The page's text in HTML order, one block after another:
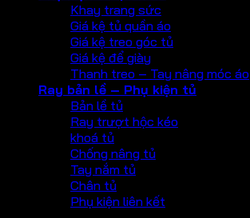
Khay trang sức
Giá kệ tủ quần áo
Giá kệ treo góc tủ
Giá kệ để giày
Thanh treo – Tay nâng móc áo
Ray bản lề – Phụ kiện tủ
Bản lề tủ
Ray trượt hộc kéo
khoá tủ
Chống nâng tủ
Tay nắm tủ
Chân tủ
Phụ kiện liên kết